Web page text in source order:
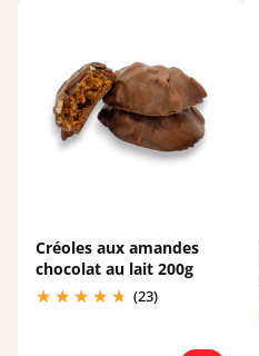
Créoles aux amandes
chocolat au lait 200g
(23)